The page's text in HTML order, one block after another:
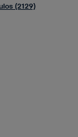
(2129)